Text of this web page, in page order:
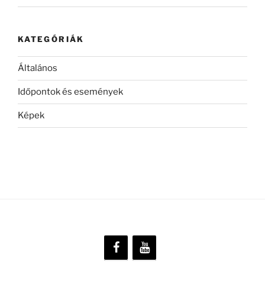
KATEGÓRIÁK
Általános
Időpontok és események
Képek